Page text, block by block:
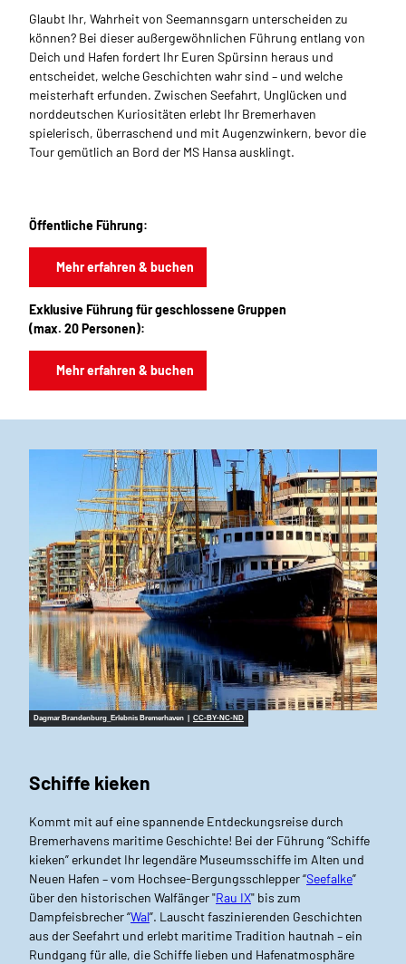
Glaubt Ihr, Wahrheit von Seemannsgarn unterscheiden zu
können? Bei dieser außergewöhnlichen Führung entlang von
Deich und Hafen fordert Ihr Euren Spürsinn heraus und
entscheidet, welche Geschichten wahr sind – und welche
meisterhaft erfunden. Zwischen Seefahrt, Unglücken und
norddeutschen Kuriositäten erlebt Ihr Bremerhaven
spielerisch, überraschend und mit Augenzwinkern, bevor die
Tour gemütlich an Bord der MS Hansa ausklingt.
Öffentliche Führung:
Mehr erfahren & buchen
Exklusive Führung für geschlossene Gruppen
(max. 20 Personen):
Mehr erfahren & buchen
Dagmar Brandenburg_Erlebnis Bremerhaven | CC-BY-NC-ND
Schiffe kieken
Kommt mit auf eine spannende Entdeckungsreise durch
Bremerhavens maritime Geschichte! Bei der Führung “Schiffe
kieken” erkundet Ihr legendäre Museumsschiffe im Alten und
Neuen Hafen – vom Hochsee-Bergungsschlepper “Seefalke”
über den historischen Walfänger "Rau IX" bis zum
Dampfeisbrecher “Wal”. Lauscht faszinierenden Geschichten
aus der Seefahrt und erlebt maritime Tradition hautnah – ein
Rundgang für alle, die Schiffe lieben und Hafenatmosphäre